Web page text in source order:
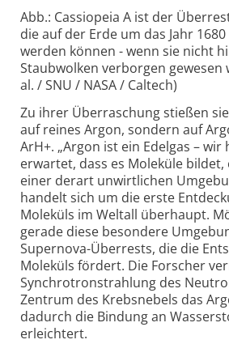
Abb.: Cassiopeia A ist der
die auf der Erde um das Jahr
werden können - wenn sie nicht
Staubwolken verborgen gewesen
al. / SNU / NASA / Caltech)
Zu ihrer Überraschung stießen
auf reines Argon, sondern auf
ArH+. „Argon ist ein Edelgas –
erwartet, dass es Moleküle
einer derart unwirtlichen
handelt sich um die erste
Moleküls im Weltall überhaupt.
gerade diese besondere
Supernova-Überrests, die die
Moleküls fördert. Die Forscher
Synchrotronstrahlung des
Zentrum des Krebsnebels das
dadurch die Bindung an
erleichtert.